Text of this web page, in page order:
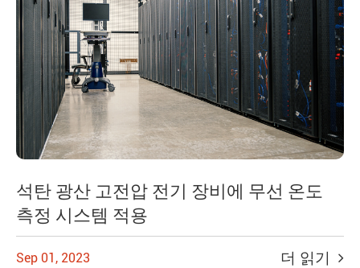
석탄 광산 고전압 전기 장비에 무선 온도
측정 시스템 적용
Sep 01, 2023 더 읽기